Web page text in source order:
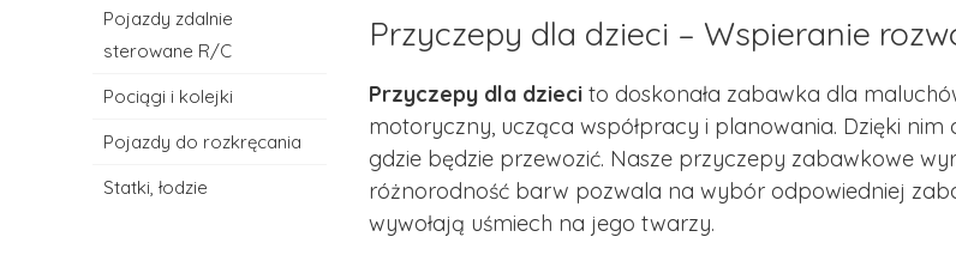
Pojazdy zdalnie
sterowane R/C
Pociągi i kolejki
Pojazdy do rozkręcania
Statki, łodzie
Przyczepy dla dzieci – Wspieranie
Przyczepy dla dzieci to doskonała zabawka dla
motoryczny, ucząca współpracy i planowania. Dzięki
gdzie będzie przewozić. Nasze przyczepy zabawkowe
różnorodność barw pozwala na wybór odpowiedniej
wywołają uśmiech na jego twarzy.